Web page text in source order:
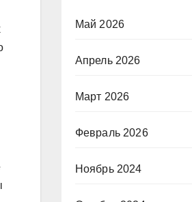
Май 2026
Апрель 2026
Март 2026
Февраль 2026
Ноябрь 2024